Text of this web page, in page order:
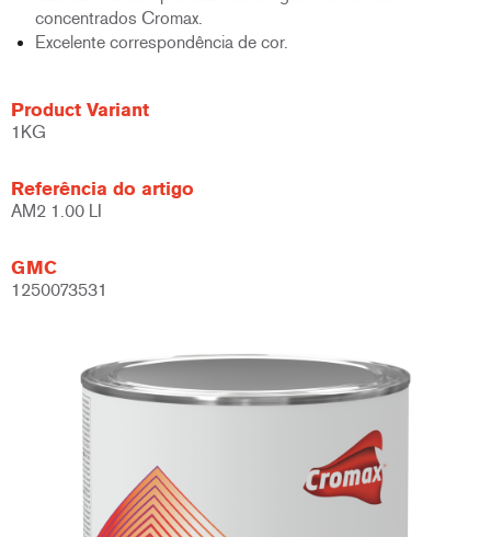
concentrados Cromax.
Excelente correspondência de cor.
Product Variant
1KG
Referência do artigo
AM2 1.00 LI
GMC
1250073531